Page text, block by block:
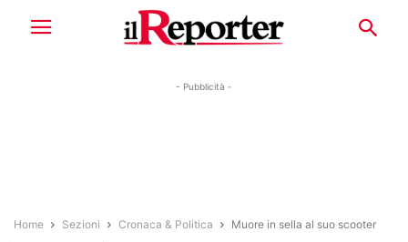
- Pubblicità -
Home Sezioni Cronaca & Politica Muore in sella al suo scooter